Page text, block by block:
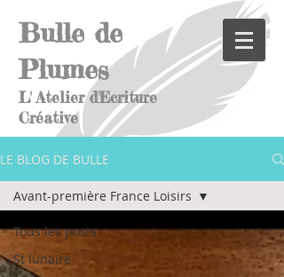
Bulle de
Plumes
L' Atelier d'Ecriture
Créative
LE BLOG DE BULLE
Tous les posts
St lunaire
Avant-première France Loisirs